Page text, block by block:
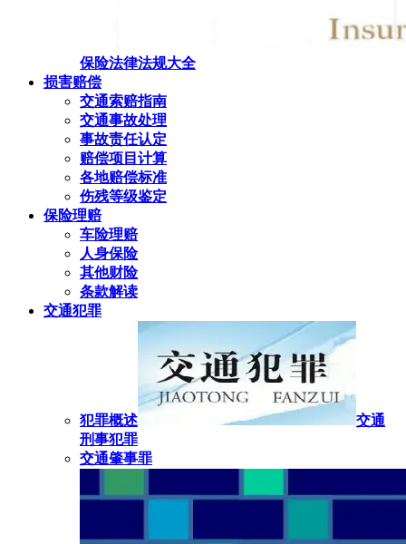
保险法律法规大全
损害赔偿
交通索赔指南
交通事故处理
事故责任认定
赔偿项目计算
各地赔偿标准
伤残等级鉴定
保险理赔
车险理赔
人身保险
其他财险
条款解读
交通犯罪
犯罪概述
交通
刑事犯罪
交通肇事罪